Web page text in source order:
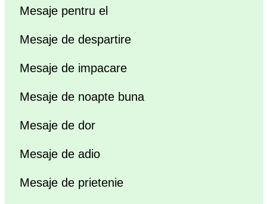
Mesaje pentru el
Mesaje de despartire
Mesaje de impacare
Mesaje de noapte buna
Mesaje de dor
Mesaje de adio
Mesaje de prietenie